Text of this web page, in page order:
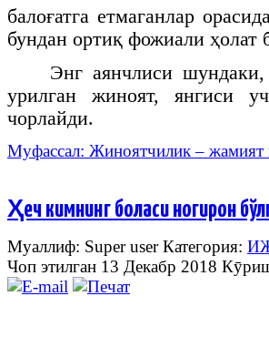
балоғатга етмаганлар
бундан ортиқ фожиали ҳолат
Энг аянчлиси шундаки,
урилган жиноят, янгиси
чорлайди.
Муфассал: Жиноятчилик –
Ҳеч кимнинг боласи ногирон
Муаллиф: Super userКатегория:
Чоп этилган 13 Декабр 2018